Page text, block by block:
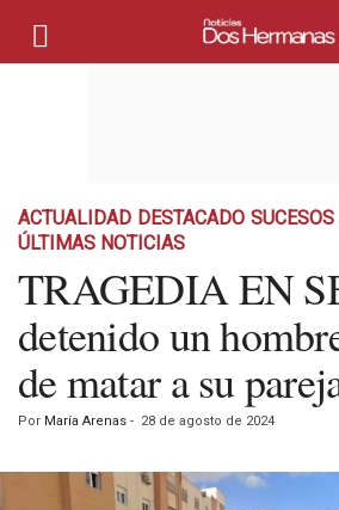
ACTUALIDAD DESTACADO SUCESOS
ÚLTIMAS NOTICIAS
TRAGEDIA EN
detenido un
de matar a su
Por María Arenas - 28 de agosto de 2024